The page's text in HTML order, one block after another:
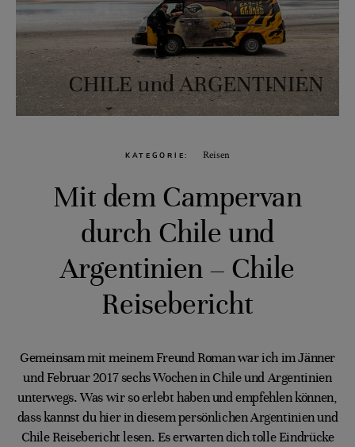
KATEGORIE Reisen
Mit dem Campervan
durch Chile und
Argentinien – Chile
Reisebericht
Gemeinsam mit meinem Freund Roman war ich im Jänner
und Februar 2017 sechs Wochen in Chile und Argentinien
unterwegs. Was wir so erlebt haben und empfehlen können,
dass kannst du hier in diesem persönlichen Argentinien und
Chile Reisebericht lesen. Es erwarten dich tolle Eindrücke